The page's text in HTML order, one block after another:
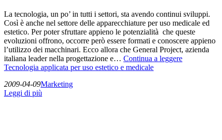
La tecnologia, un po’ in tutti i settori, sta avendo continui sviluppi.
Così è anche nel settore delle apparecchiature per uso medicale ed
estetico. Per poter sfruttare appieno le potenzialità che queste
evoluzioni offrono, occorre però essere formati e conoscere appieno
l’utilizzo dei macchinari. Ecco allora che General Project, azienda
italiana leader nella progettazione e… Continua a leggere
Tecnologia applicata per uso estetico e medicale
2009-04-09Marketing
Leggi di più